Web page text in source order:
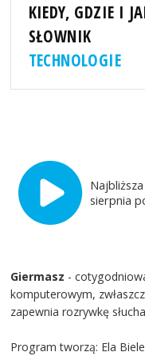
KIEDY, GDZIE I
SŁOWNIK
TECHNOLOGIE
sierpnia
Giermasz -
komputerowym,
zapewnia rozrywkę
Program tworzą: Ela